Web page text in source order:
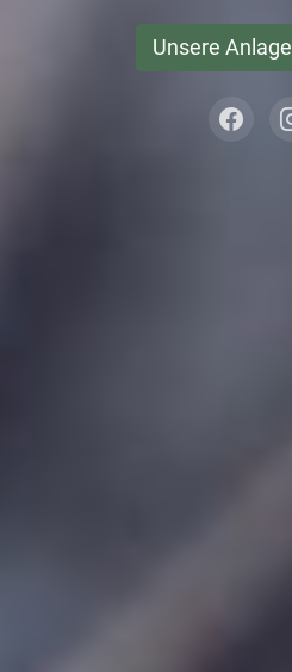
Unsere Anlage